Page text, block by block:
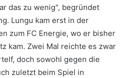
das zu wenig", begründet
Lungu kam erst in der
zum FC Energie, wo er bisher
kam. Zwei Mal reichte es zwar
doch sowohl gegen die
zuletzt beim Spiel in